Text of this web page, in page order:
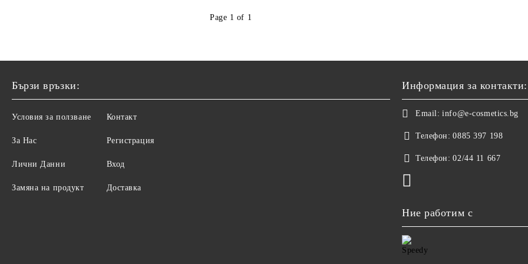
Page 1 of 1
Бързи връзки:
Условия за ползване
За Нас
Лични Данни
Замяна на продукт
Контакт
Регистрация
Вход
Доставка
Информация за контакти:
Email: info@e-cosmetics.bg
Телефон: 0885 397 198
Телефон: 02/44 11 667
Ние работим с